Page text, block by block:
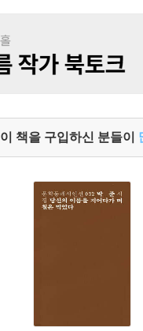
이 책을 구입하신 분들이